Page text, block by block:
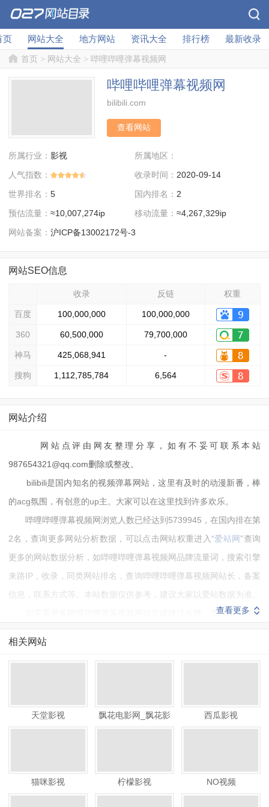
页 网站大全 地方网站 资讯大全 排行榜 最新收录
首页 > 网站大全 > 哔哩哔哩弹幕视频网
哔哩哔哩弹幕视频网
bilibili.com
查看网站
所属行业： 影视
所属地区：
人气指数：
收录时间： 2020-09-14
世界排名： 5 国内排名： 2
预估流量： ≈10,007,274ip 移动流量： ≈4,267,329ip
网站备案： 沪ICP备13002172号-3
网站SEO信息
收录 反链 权重
百度 100,000,000 100,000,000
360 60,500,000 79,700,000
神马 425,068,941 -
搜狗 1,112,785,784 6,564
网站介绍
网站点评由网友整理分享，如有不妥可联系本站
987654321@qq.com删除或整改。
bilibili是国内知名的视频弹幕网站，这里有及时的动漫新番，棒
的acg氛围，有创意的up主。大家可以在这里找到许多欢乐。
哔哩哔哩弹幕视频网浏览人数已经达到5739945，在国内排在第
2名，查询更多网站分析数据，可以点击网站权重进入“爱站网”查询
更多的网站数据分析，如哔哩哔哩弹幕视频网品牌流量词，搜索引擎
来路IP，收录，同类网站排名，查询哔哩哔哩弹幕视频网站长，备案
信息，联系方式等。本站数据仅供参考，建议大家以爱站数据为准。
如需要更多哔哩哔哩弹幕视频网信息或建议反馈，请联系哔哩哔
查看更多
相关网站
天堂影视
飘花电影网_飘花影
西瓜影视
猫咪影视 柠檬影视 NO视频